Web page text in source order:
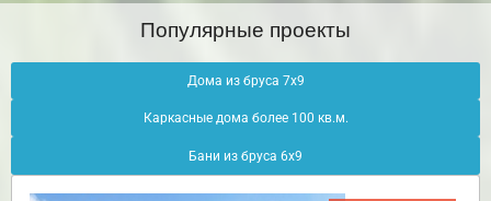
Популярные проекты
Дома из бруса 7х9
Каркасные дома более 100 кв.м.
Бани из бруса 6х9